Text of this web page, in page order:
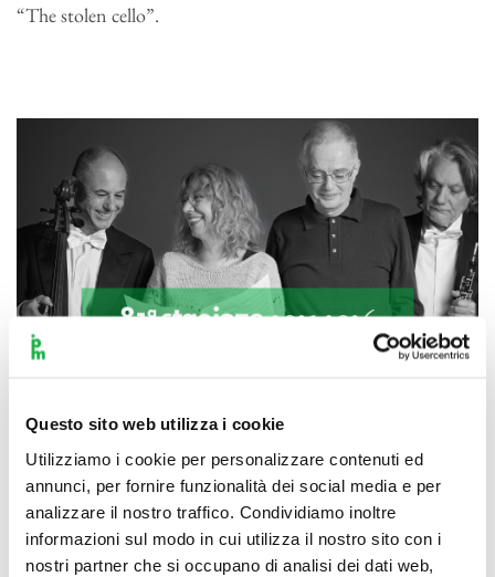
Questo sito web utilizza i cookie
Utilizziamo i cookie per personalizzare contenuti ed
annunci, per fornire funzionalità dei social media e per
analizzare il nostro traffico. Condividiamo inoltre
informazioni sul modo in cui utilizza il nostro sito con i
nostri partner che si occupano di analisi dei dati web,
“The stolen cello”.
Scopri di più